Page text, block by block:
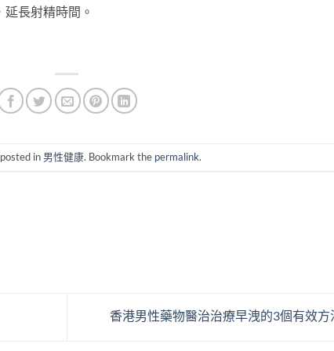
長射精時間。
in 男性健康. Bookmark the permalink.
香港男性藥物醫治治療早洩的3個有效方